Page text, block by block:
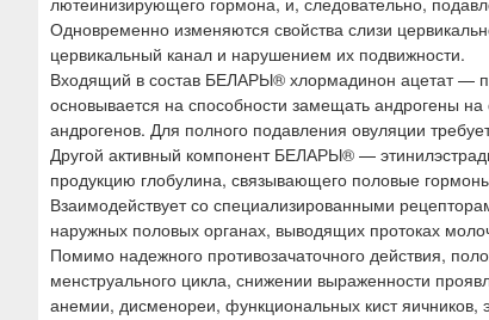
Одновременно изменяются свойства слизи
цервикальный канал и нарушением их подвижности.
Входящий в состав БЕЛАРЫ® хлормадинон ацетат —
основывается на способности замещать андрогены
андрогенов. Для полного подавления овуляции
Другой активный компонент БЕЛАРЫ® —
продукцию глобулина, связывающего половые
Взаимодействует со специализированными
наружных половых органах, выводящих протоках
Помимо надежного противозачаточного действия,
менструального цикла, снижении выраженности
анемии, дисменореи, функциональных кист яичников,